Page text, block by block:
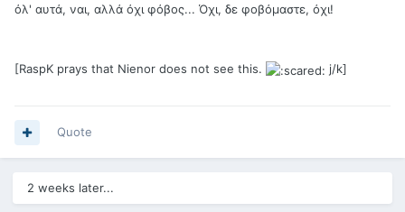
όλ' αυτά, ναι, αλλά όχι φόβος... Όχι, δε φοβόμαστε, όχι!
[RaspK prays that Nienor does not see this. j/k]
Quote
2 weeks later...